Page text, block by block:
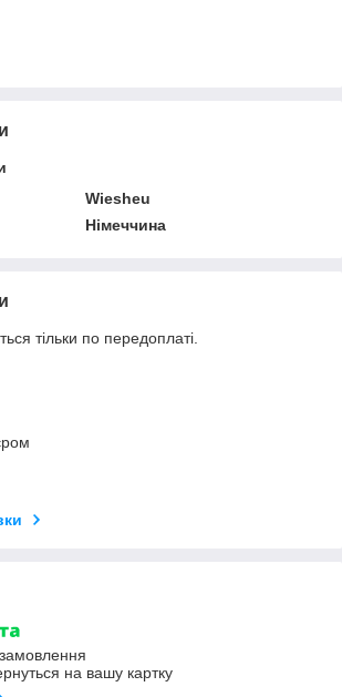
Wiesheu
Німеччина
тільки по передоплаті.
на вашу картку